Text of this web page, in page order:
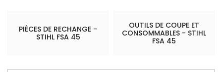
PIÈCES DE RECHANGE -
STIHL FSA 45
OUTILS DE COUPE ET
CONSOMMABLES - STIHL
FSA 45